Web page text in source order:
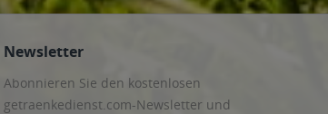
Newsletter
Abonnieren Sie den kostenlosen
getraenkedienst.com-Newsletter und